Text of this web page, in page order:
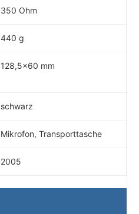
350 Ohm
440 g
128,5x60 mm
schwarz
Mikrofon, Transporttasche
2005